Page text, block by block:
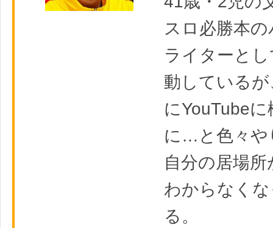
スロ必勝本
ライターと
動している
にYouTubeに
に…と色々や
自分の居場
わからなく
る。